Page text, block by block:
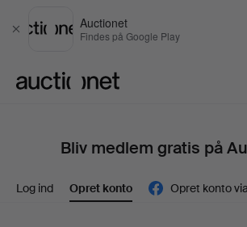
Luk
Auctionet
Findes på Google Play
Bliv medlem gratis på
Log ind Opret konto Opret konto